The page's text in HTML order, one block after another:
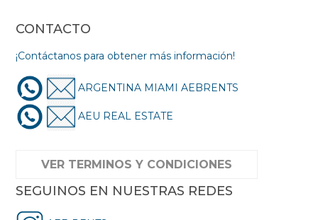
CONTACTO
¡Contáctanos para obtener más información!
ARGENTINA MIAMI AEBRENTS
AEU REAL ESTATE
VER TERMINOS Y CONDICIONES
SEGUINOS EN NUESTRAS REDES